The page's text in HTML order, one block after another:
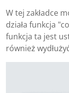
W tej zakładce
działa funkcja
funkcja ta jest
również